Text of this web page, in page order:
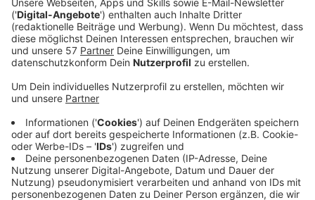
Das Rezept: "Erdbeer-Quark-Strudel"
Anzeige
Zubereitungszeit: 45 Min.
Zutaten:
Für den Teig:
50g Butter
200g Weizenmehl